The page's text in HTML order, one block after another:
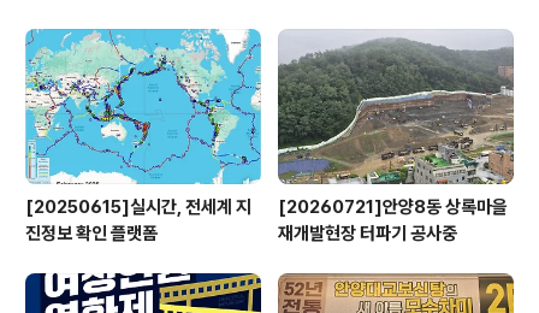
[20250615]실시간, 전세계 지
진정보 확인 플랫폼
[20260721]안양8동 상록마을
재개발현장 터파기 공사중